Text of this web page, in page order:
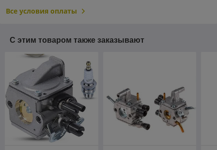
Все условия оплаты
С этим товаром также заказывают